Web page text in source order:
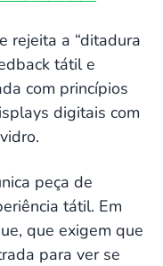
rejeita a “ditadura
tátil e
com princípios
digitais com
peça de
tátil. Em
que exigem que
para ver se